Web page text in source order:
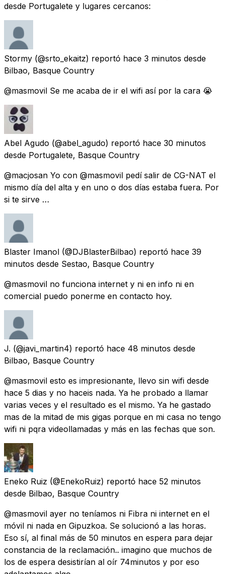
desde Portugalete y lugares cercanos:
Stormy (@srto_ekaitz) reportó hace 3 minutos desde
Bilbao, Basque Country
@masmovil Se me acaba de ir el wifi así por la cara 😭
Abel Agudo (@abel_agudo) reportó hace 30 minutos
desde Portugalete, Basque Country
@macjosan Yo con @masmovil pedí salir de CG-NAT el
mismo día del alta y en uno o dos días estaba fuera. Por
si te sirve …
Blaster Imanol (@DJBlasterBilbao) reportó hace 39
minutos desde Sestao, Basque Country
@masmovil no funciona internet y ni en info ni en
comercial puedo ponerme en contacto hoy.
J. (@javi_martin4) reportó hace 48 minutos desde
Bilbao, Basque Country
@masmovil esto es impresionante, llevo sin wifi desde
hace 5 dias y no haceis nada. Ya he probado a llamar
varias veces y el resultado es el mismo. Ya he gastado
mas de la mitad de mis gigas porque en mi casa no tengo
wifi ni pqra videollamadas y más en las fechas que son.
Eneko Ruiz (@EnekoRuiz) reportó hace 52 minutos
desde Bilbao, Basque Country
@masmovil ayer no teníamos ni Fibra ni internet en el
móvil ni nada en Gipuzkoa. Se solucionó a las horas.
Eso sí, al final más de 50 minutos en espera para dejar
constancia de la reclamación.. imagino que muchos de
los de espera desistirían al oír 74minutos y por eso